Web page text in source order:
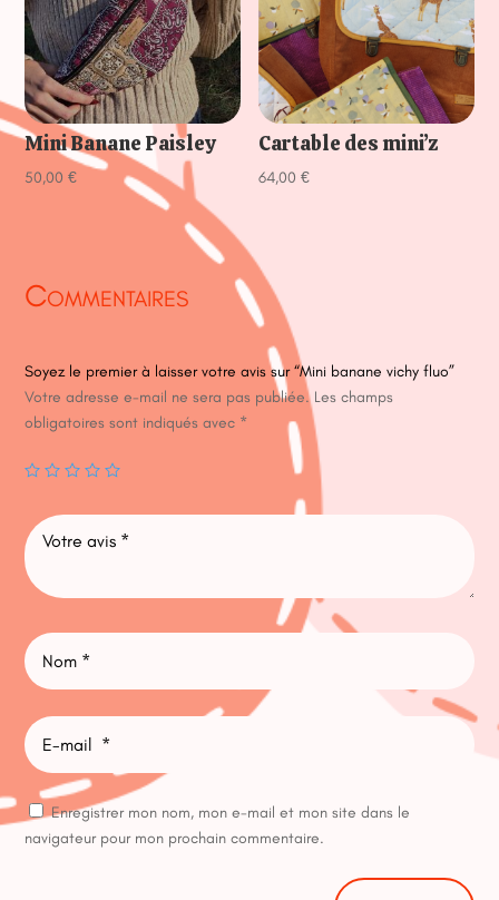
Mini Banane Paisley
50,00€
Cartable des mini’z
64,00€
Commentaires
Soyez le premier à laisser votre avis sur “Mini banane vichy fluo”
Votre adresse e-mail ne sera pas publiée. Les champs
obligatoires sont indiqués avec *
Enregistrer mon nom, mon e-mail et mon site dans le
navigateur pour mon prochain commentaire.